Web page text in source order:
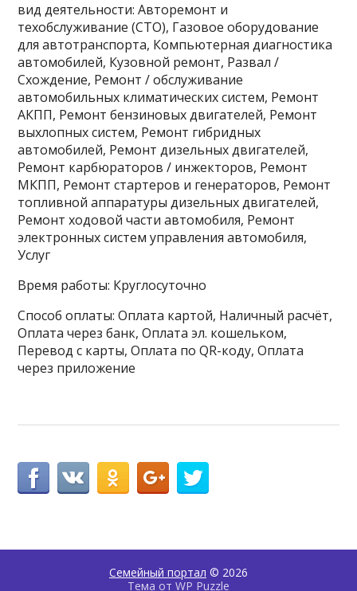
вид деятельности: Авторемонт и
техобслуживание (СТО), Газовое оборудование
для автотранспорта, Компьютерная диагностика
автомобилей, Кузовной ремонт, Развал /
Схождение, Ремонт / обслуживание
автомобильных климатических систем, Ремонт
АКПП, Ремонт бензиновых двигателей, Ремонт
выхлопных систем, Ремонт гибридных
автомобилей, Ремонт дизельных двигателей,
Ремонт карбюраторов / инжекторов, Ремонт
МКПП, Ремонт стартеров и генераторов, Ремонт
топливной аппаратуры дизельных двигателей,
Ремонт ходовой части автомобиля, Ремонт
электронных систем управления автомобиля,
Услуг
Время работы: Круглосуточно
Способ оплаты: Оплата картой, Наличный расчёт,
Оплата через банк, Оплата эл. кошельком,
Перевод с карты, Оплата по QR-коду, Оплата
через приложение
Семейный портал © 2026
Тема от WP Puzzle